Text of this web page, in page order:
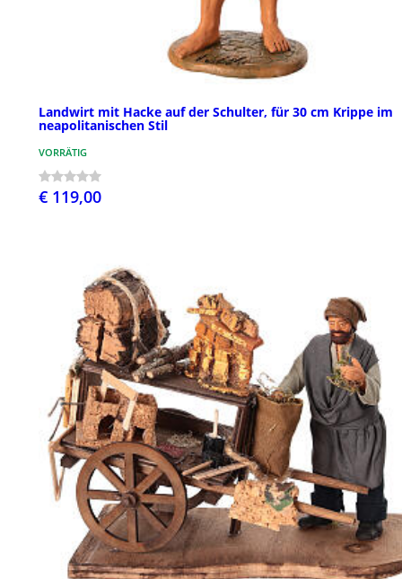
Landwirt mit Hacke auf der Schulter, für 30 cm Krippe im
neapolitanischen Stil
VORRÄTIG
€ 119,00